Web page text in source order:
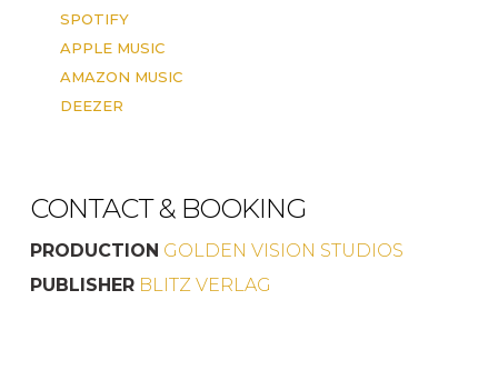
SPOTIFY
APPLE MUSIC
AMAZON MUSIC
DEEZER
CONTACT & BOOKING
PRODUCTION GOLDEN VISION STUDIOS
PUBLISHER BLITZ VERLAG